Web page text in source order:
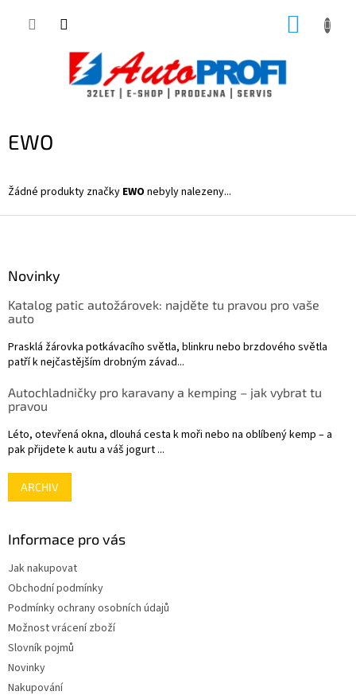
EWO
Žádné produkty značky EWO nebyly nalezeny...
Novinky
Katalog patic autožárovek: najděte tu pravou pro vaše
auto
Prasklá žárovka potkávacího světla, blinkru nebo brzdového světla
patří k nejčastějším drobným závad...
Autochladničky pro karavany a kemping – jak vybrat tu
pravou
Léto, otevřená okna, dlouhá cesta k moři nebo na oblíbený kemp – a
pak přijdete k autu a váš jogurt ...
ARCHIV
Informace pro vás
Jak nakupovat
Obchodní podmínky
Podmínky ochrany osobních údajů
Možnost vrácení zboží
Slovník pojmů
Novinky
Nakupování